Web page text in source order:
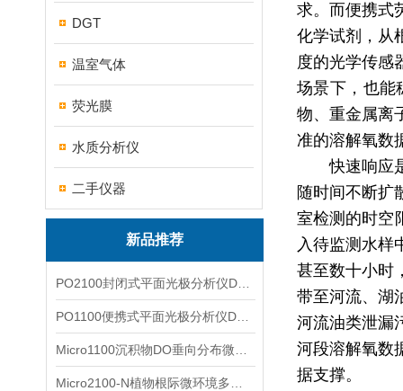
DGT
温室气体
荧光膜
水质分析仪
二手仪器
新品推荐
求。而便携式
化学试剂，从
度的光学传感
场景下，也能
物、重金属离
准的溶解氧数
快速响应
随时间不断扩
室检测的时空
入待监测水样
甚至数十小时
带至河流、湖
河流油类泄漏
河段溶解氧数
据支撑。